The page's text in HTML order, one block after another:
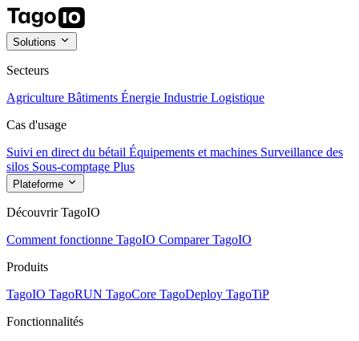
Solutions
Secteurs
Agriculture Bâtiments Énergie Industrie Logistique
Cas d'usage
Suivi en direct du bétail Équipements et machines Surveillance des
silos Sous-comptage Plus
Plateforme
Découvrir TagoIO
Comment fonctionne TagoIO Comparer TagoIO
Produits
TagoIO TagoRUN TagoCore TagoDeploy TagoTiP
Fonctionnalités